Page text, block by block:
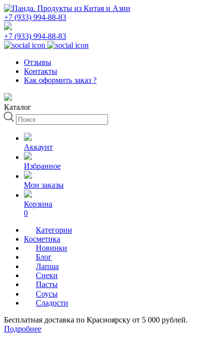
+7 (933) 994-88-83
+7 (933) 994-88-83
Отзывы
Контакты
Как оформить заказ ?
Каталог
Поиск
товаров
Аккаунт
Избранное
Мои заказы
Корзина
0
Категории
Косметика
Новинки
Блог
Лапша
Снеки
Пасты
Соусы
Сладости
Бесплатная доставка по Красноярску от 5 000 рублей.
Подробнее